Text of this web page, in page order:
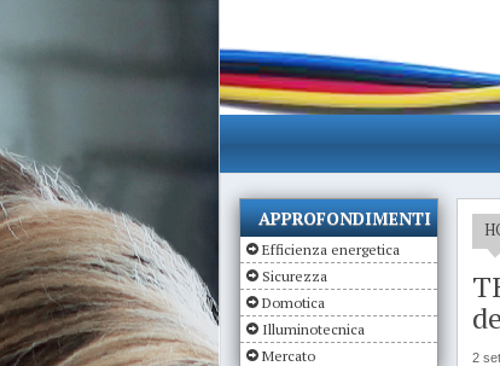
2
APPROFONDIMENTI
Efficienza energetica
Sicurezza
Domotica
Illuminotecnica
Mercato